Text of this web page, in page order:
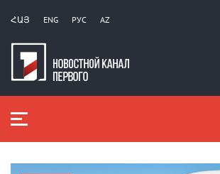
ՀԱՅ ENG РУС AZ